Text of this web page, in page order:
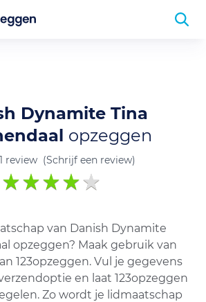
Dynamite Tina
opzeggen
1 review (Schrijf een review)
van Danish Dynamite
opzeggen? Maak gebruik van
123opzeggen. Vul je gegevens
en laat 123opzeggen
Zo wordt je lidmaatschap